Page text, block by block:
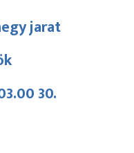
jarat
30.